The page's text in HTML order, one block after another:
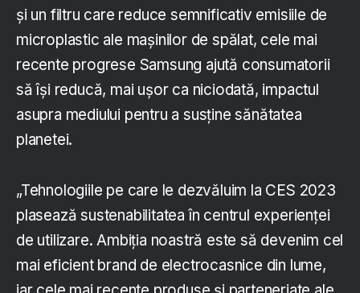
și un filtru care reduce semnificativ emisiile de
microplastic ale mașinilor de spălat, cele mai
recente progrese Samsung ajută consumatorii
să își reducă, mai ușor ca niciodată, impactul
asupra mediului pentru a susține sănătatea
planetei.
„Tehnologiile pe care le dezvăluim la CES 2023
plasează sustenabilitatea în centrul experienței
de utilizare. Ambiția noastră este să devenim cel
mai eficient brand de electrocasnice din lume,